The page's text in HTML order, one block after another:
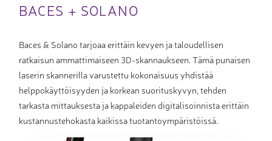
BACES + SOLANO
Baces & Solano tarjoaa erittäin kevyen ja taloudellisen
ratkaisun ammattimaiseen 3D-skannaukseen. Tämä punaisen
laserin skannerilla varustettu kokonaisuus yhdistää
helppokäyttöisyyden ja korkean suorituskyvyn, tehden
tarkasta mittauksesta ja kappaleiden digitalisoinnista erittäin
kustannustehokasta kaikissa tuotantoympäristöissä.